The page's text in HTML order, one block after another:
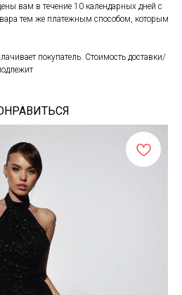
вам в течение 10 календарных дней с
тем же платежным способом, которым
покупатель. Стоимость доставки/